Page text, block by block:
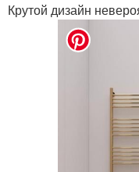
Крутой дизайн